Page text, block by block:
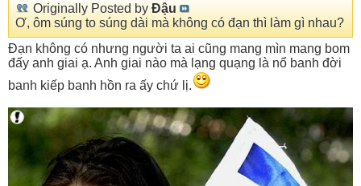
Originally Posted by Đậu
Ơ, ôm súng to súng dài mà không có đạn thì làm gì nhau?
Đạn không có nhưng người ta ai cũng mang mìn mang bom
đấy anh giai ạ. Anh giai nào mà lạng quạng là nổ banh đời
banh kiếp banh hồn ra ấy chứ lị.